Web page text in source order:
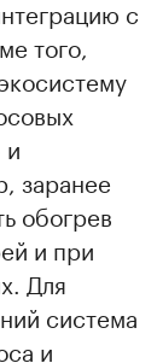
с
того,
заранее
обогрев
и при
Для
система
и